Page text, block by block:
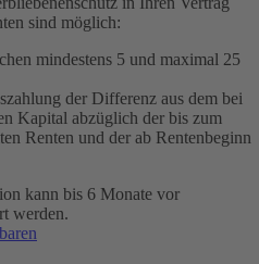
sind möglich:
mindestens 5 und maximal 25
der Differenz aus dem bei
Kapital abzüglich der bis zum
Renten und der ab Rentenbeginn
kann bis 6 Monate vor
werden.